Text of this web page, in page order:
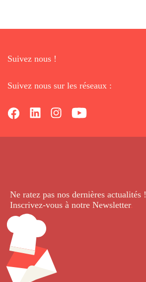
Suivez nous !
Suivez nous sur les réseaux :
Ne ratez pas nos dernières actualités !
Inscrivez-vous à notre Newsletter.